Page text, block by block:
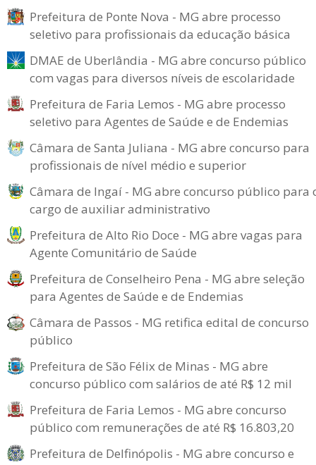
Prefeitura de Ponte Nova - MG abre processo
seletivo para profissionais da educação básica
DMAE de Uberlândia - MG abre concurso público
com vagas para diversos níveis de escolaridade
Prefeitura de Faria Lemos - MG abre processo
seletivo para Agentes de Saúde e de Endemias
Câmara de Santa Juliana - MG abre concurso para
profissionais de nível médio e superior
Câmara de Ingaí - MG abre concurso público para
cargo de auxiliar administrativo
Prefeitura de Alto Rio Doce - MG abre vagas para
Agente Comunitário de Saúde
Prefeitura de Conselheiro Pena - MG abre seleção
para Agentes de Saúde e de Endemias
Câmara de Passos - MG retifica edital de concurso
público
Prefeitura de São Félix de Minas - MG abre
concurso público com salários de até R$ 12 mil
Prefeitura de Faria Lemos - MG abre concurso
público com remunerações de até R$ 16.803,20
Prefeitura de Delfinópolis - MG abre concurso e